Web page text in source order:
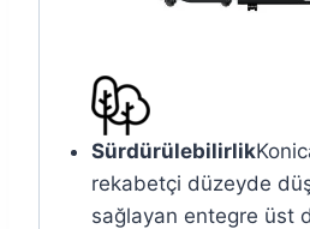
Sürdürülebilirlik
rekabetçi düzeyde
sağlayan entegre üst